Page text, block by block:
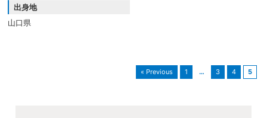
出身地
山口県
« Previous 1 … 3 4 5